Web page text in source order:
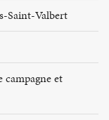
Saint-Valbert
campagne et